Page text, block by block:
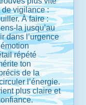
de vigilance :
À faire :
la jusqu’au
dans l’urgence
répété
ton
de la
l’énergie.
plus claire et